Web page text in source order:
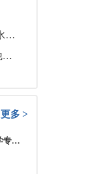
一年制硕士，“金子”还是“水货”？
法国留学生：留学三年，他在孤独中找到内心的力量
更多 >
中国香港传媒留学专业分类及申请要求